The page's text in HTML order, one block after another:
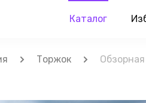
Каталог
Торжок